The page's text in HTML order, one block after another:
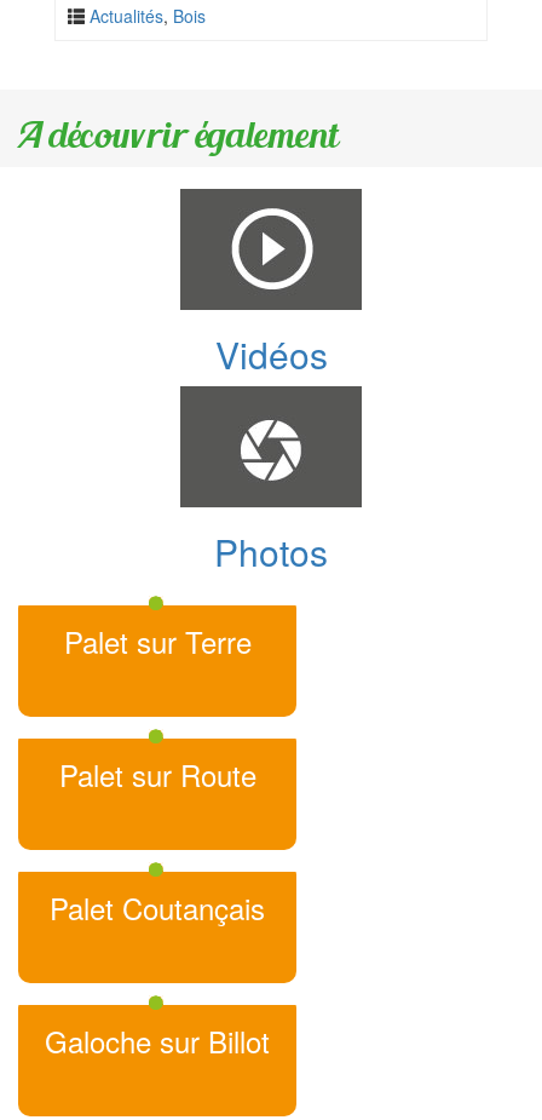
Actualités, Bois
A découvrir également
Vidéos
Photos
Palet sur Terre
Palet sur Route
Palet Coutançais
Galoche sur Billot